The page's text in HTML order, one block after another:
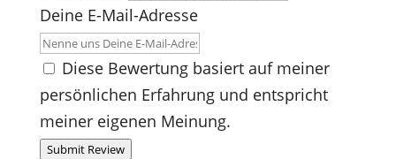
Deine E-Mail-Adresse
Diese Bewertung basiert auf meiner
persönlichen Erfahrung und entspricht
meiner eigenen Meinung.
Submit Review